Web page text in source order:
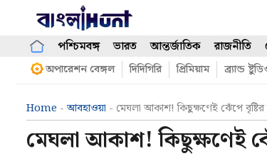
content
পশ্চিমবঙ্গ ভারত আন্তর্জাতিক রাজনীতি
অপারেশন বেঙ্গল দিদিগিরি প্রিমিয়াম ব্র্যান্ড
Home -আবহাওয়া - মেঘলা আকাশ! কিছুক্ষণেই ঝেঁপে
মেঘলা আকাশ! কিছুক্ষণেই